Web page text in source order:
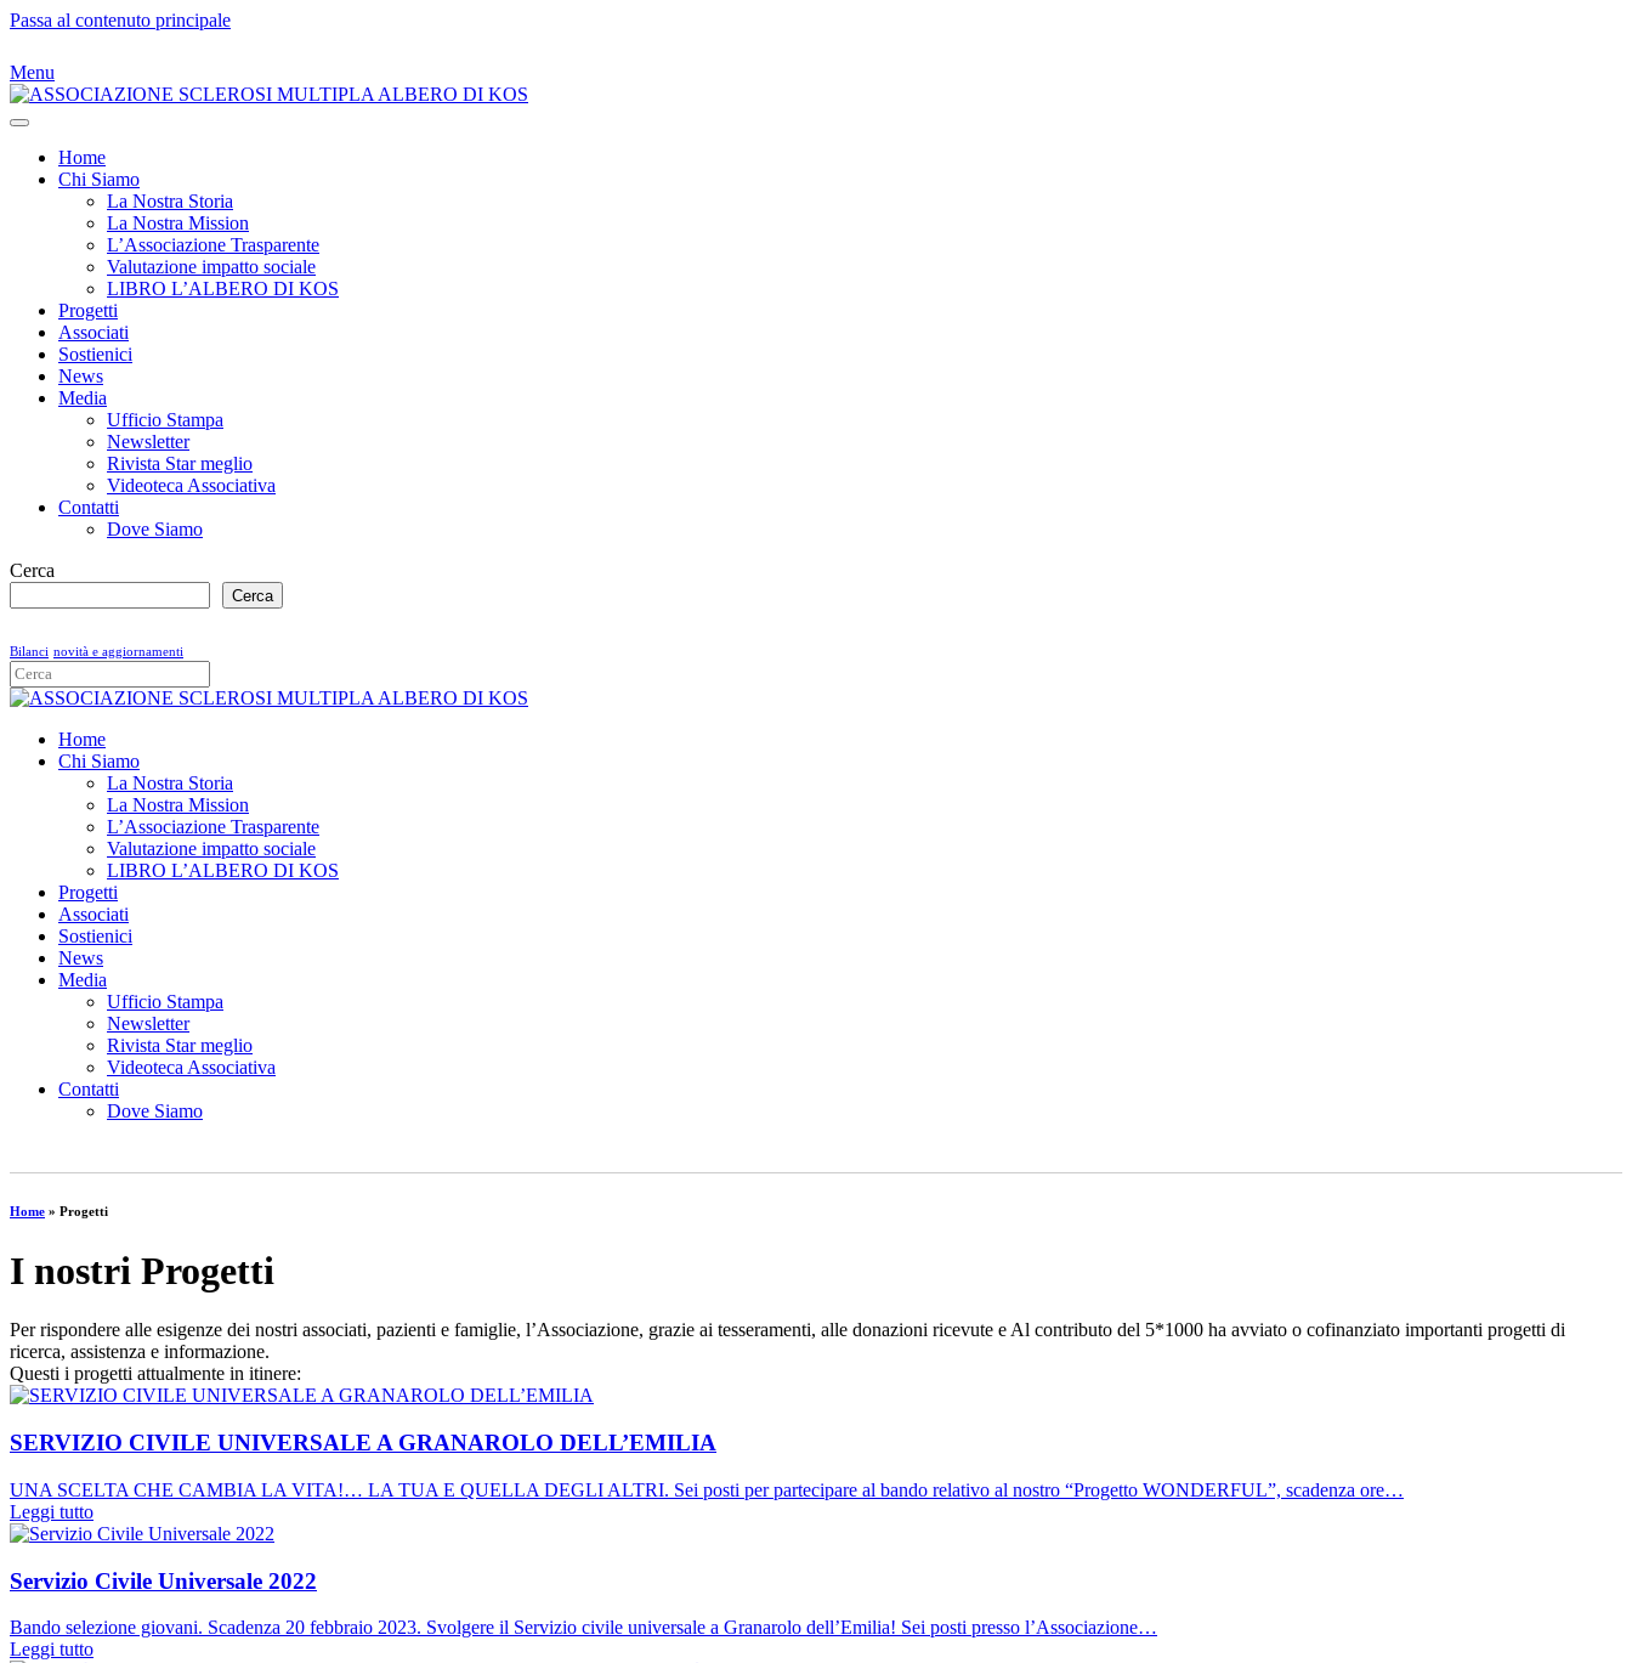
Passa al contenuto principale
Menu
Home
Chi Siamo
La Nostra Storia
La Nostra Mission
L’Associazione Trasparente
Valutazione impatto sociale
LIBRO L’ALBERO DI KOS
Progetti
Associati
Sostienici
News
Media
Ufficio Stampa
Newsletter
Rivista Star meglio
Videoteca Associativa
Contatti
Dove Siamo
Cerca
Cerca
Bilanci novità e aggiornamenti
Home
Chi Siamo
La Nostra Storia
La Nostra Mission
L’Associazione Trasparente
Valutazione impatto sociale
LIBRO L’ALBERO DI KOS
Progetti
Associati
Sostienici
News
Media
Ufficio Stampa
Newsletter
Rivista Star meglio
Videoteca Associativa
Contatti
Dove Siamo
Home » Progetti
I nostri Progetti
Per rispondere alle esigenze dei nostri associati, pazienti e famiglie, l’Associazione, grazie ai tesseramenti, alle donazioni ricevute e Al contributo del 5*1000 ha avviato o cofinanziato importanti progetti di
ricerca, assistenza e informazione.
Questi i progetti attualmente in itinere:
SERVIZIO CIVILE UNIVERSALE A GRANAROLO DELL’EMILIA
UNA SCELTA CHE CAMBIA LA VITA!… LA TUA E QUELLA DEGLI ALTRI. Sei posti per partecipare al bando relativo al nostro “Progetto WONDERFUL”, scadenza ore…
Leggi tutto
Servizio Civile Universale 2022
Bando selezione giovani. Scadenza 20 febbraio 2023. Svolgere il Servizio civile universale a Granarolo dell’Emilia! Sei posti presso l’Associazione…
Leggi tutto